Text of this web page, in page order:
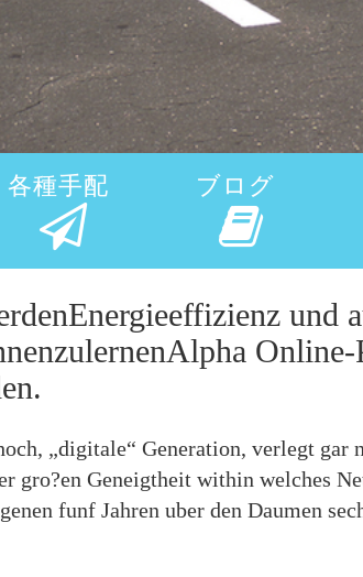
各種手配 ブログ
und
„digitale“ Generation, verlegt
gro?en Geneigtheit within welches
funf Jahren uber den Daumen